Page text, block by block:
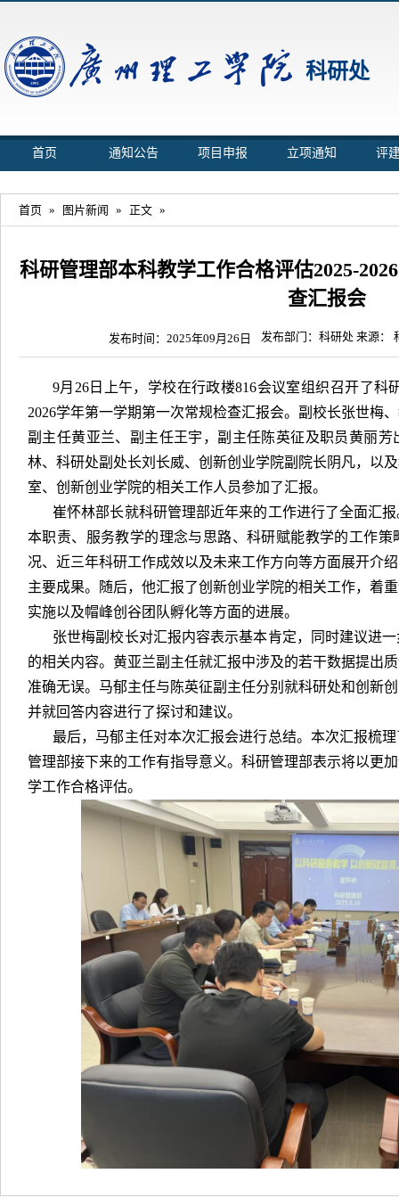
科研处
首页 通知公告 项目申报 立项通知 评
首页 » 图片新闻 » 正文 »
科研管理部本科教学工作合格评估2025-
查汇报会
发布时间：2025年09月26日 发布部门：科研处 来源：
9月26日上午，学校在行政楼816会议室组织召开了科
2026学年第一学期第一次常规检查汇报会。副校长张世梅
副主任黄亚兰、副主任王宇，副主任陈英征及职员黄丽
林、科研处副处长刘长威、创新创业学院副院长阴凡，以
室、创新创业学院的相关工作人员参加了汇报。
崔怀林部长就科研管理部近年来的工作进行了全面汇
本职责、服务教学的理念与思路、科研赋能教学的工作
况、近三年科研工作成效以及未来工作方向等方面展开介
主要成果。随后，他汇报了创新创业学院的相关工作，着
实施以及帽峰创谷团队孵化等方面的进展。
张世梅副校长对汇报内容表示基本肯定，同时建议进
的相关内容。黄亚兰副主任就汇报中涉及的若干数据提出
准确无误。马郁主任与陈英征副主任分别就科研处和创新
并就回答内容进行了探讨和建议。
最后，马郁主任对本次汇报会进行总结。本次汇报梳
管理部接下来的工作有指导意义。科研管理部表示将以更
学工作合格评估。